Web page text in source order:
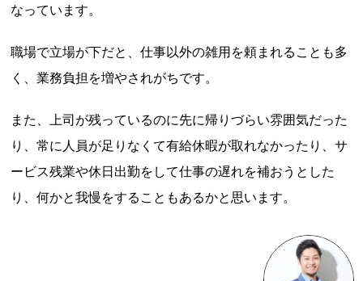
なっています。
職場で立場が下だと、仕事以外の雑用を頼まれることも多
く、業務負担を増やされがちです。
また、上司が残っているのに先に帰りづらい雰囲気だった
り、常に人員が足りなくて有給休暇が取れなかったり、サ
ービス残業や休日出勤をして仕事の遅れを補おうとした
り、何かと我慢をすることもあるかと思います。